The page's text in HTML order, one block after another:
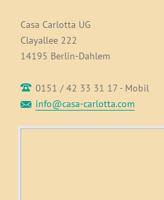
Casa Carlotta UG
Clayallee 222
14195 Berlin-Dahlem
0151 / 42 33 31 17 - Mobil
info@casa-carlotta.com